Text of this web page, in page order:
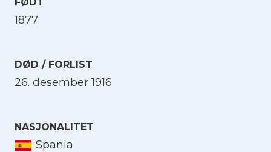
1877
DØD / FORLIST
26. desember 1916
NASJONALITET
Spania